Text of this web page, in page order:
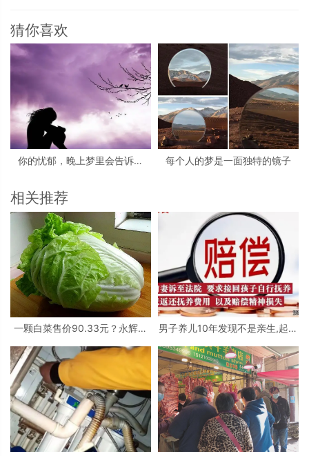
猜你喜欢
你的忧郁，晚上梦里会告诉你
每个人的梦是一面独特的镜子
相关推荐
一颗白菜售价90.33元？永辉超
男子养儿10年发现不是亲生,起诉